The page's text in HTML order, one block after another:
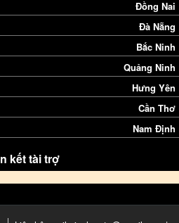
Đồng Nai
Đà Nẵng
Bắc Ninh
Quảng Ninh
Hưng Yên
Cần Thơ
Nam Định
kết tài trợ